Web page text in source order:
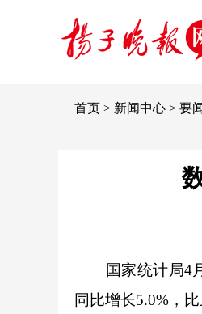
首页 > 新闻中心 > 要
国家统计局4
同比增长5.0%，